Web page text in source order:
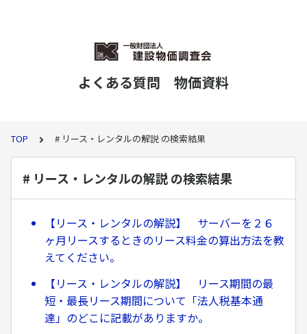
よくある質問 物価資料
TOP # リース・レンタルの解説 の検索結果
# リース・レンタルの解説 の検索結果
【リース・レンタルの解説】 サーバーを２６
ヶ月リースするときのリース料金の算出方法を教
えてください。
【リース・レンタルの解説】 リース期間の最
短・最長リース期間について「法人税基本通
達」のどこに記載がありますか。